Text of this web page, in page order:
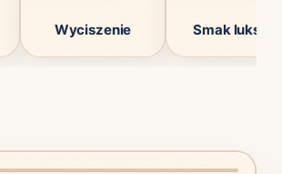
Wyciszenie Smak